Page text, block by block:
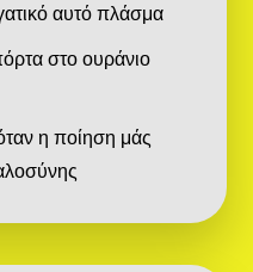
αυτό πλάσμα
στο ουράνιο
η ποίηση μάς